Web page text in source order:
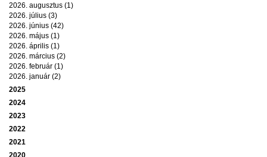
2026. augusztus (1)
2026. július (3)
2026. június (42)
2026. május (1)
2026. április (1)
2026. március (2)
2026. február (1)
2026. január (2)
2025
2024
2023
2022
2021
2020